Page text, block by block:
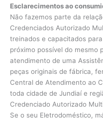
Esclarecimentos ao
Não fazemos parte da
Credenciados Autorizado
treinados e capacitados
próximo possível do mesmo
atendimento de uma
peças originais de fábrica,
Central de Atendimento ao
toda cidade de Jundiaí e
Credenciado Autorizado
Se o seu Eletrodoméstico,